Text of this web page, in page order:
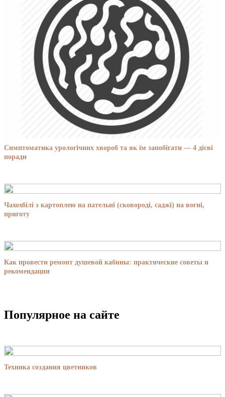
Симптоматика урологічних хвороб та як їм запобігати — 4 дієві
поради
Чахохбілі з картоплею на пательні (сковороді, саджі) на вогні,
приготу
Как провести ремонт душевой кабины: практические советы и
рекомендации
Популярное на сайте
Техника создания цветников